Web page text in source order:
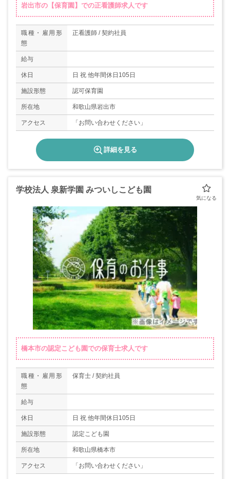
岩出市の【保育園】での正看護師求人です
職種・雇用形
態
正看護師 / 契約社員
給与
休日 日 祝 他年間休日105日
施設形態 認可保育園
所在地 和歌山県岩出市
アクセス 「お問い合わせください」
詳細を見る
学校法人 泉新学園 みついしこども園
橋本市の認定こども園での保育士求人です
職種・雇用形
態
保育士 / 契約社員
給与
休日 日 祝 他年間休日105日
施設形態 認定こども園
所在地 和歌山県橋本市
アクセス 「お問い合わせください」